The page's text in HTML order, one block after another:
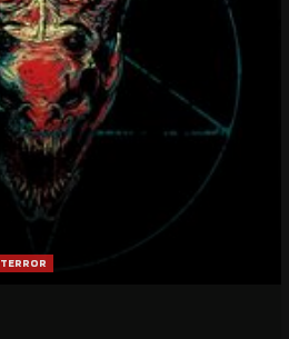
TERROR